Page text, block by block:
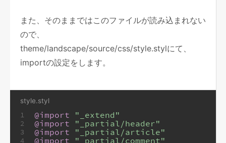
また、そのままではこのファイルが読み込まれない
ので、
theme/landscape/source/css/style.stylにて、
importの設定をします。
style.styl
1
2
3
4
@import
"_extend"
@import
"_partial/header"
@import
"_partial/article"
@import
"_partial/comment"